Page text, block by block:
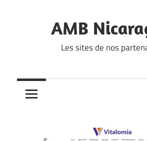
AMB
Les sites de nos